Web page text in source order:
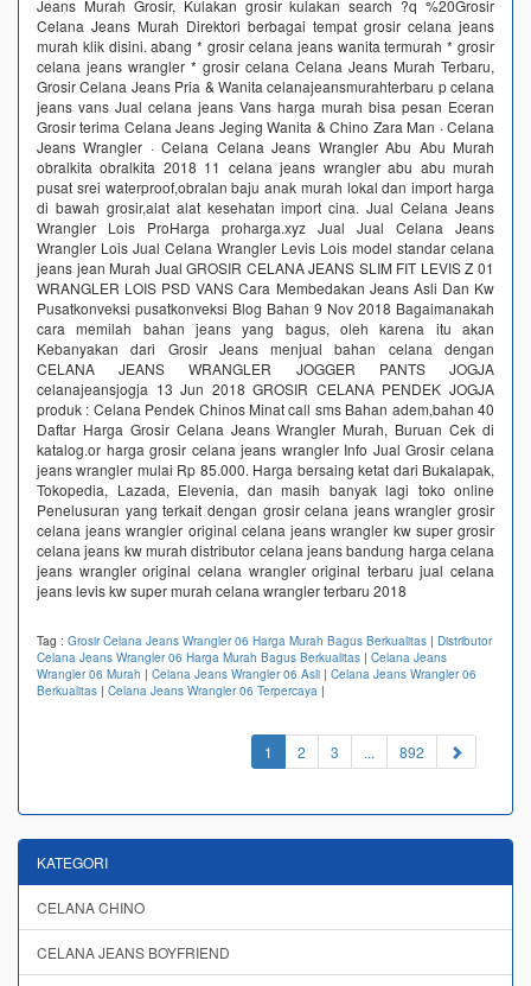
Jeans Murah Grosir, Kulakan grosir kulakan search ?q %20Grosir
Celana Jeans Murah Direktori berbagai tempat grosir celana jeans
murah klik disini. abang * grosir celana jeans wanita termurah * grosir
celana jeans wrangler * grosir celana Celana Jeans Murah Terbaru,
Grosir Celana Jeans Pria & Wanita celanajeansmurahterbaru p celana
jeans vans Jual celana jeans Vans harga murah bisa pesan Eceran
Grosir terima Celana Jeans Jeging Wanita & Chino Zara Man · Celana
Jeans Wrangler · Celana Celana Jeans Wrangler Abu Abu Murah
obralkita obralkita 2018 11 celana jeans wrangler abu abu murah
pusat srei waterproof,obralan baju anak murah lokal dan import harga
di bawah grosir,alat alat kesehatan import cina. Jual Celana Jeans
Wrangler Lois ProHarga proharga.xyz Jual Jual Celana Jeans
Wrangler Lois Jual Celana Wrangler Levis Lois model standar celana
jeans jean Murah Jual GROSIR CELANA JEANS SLIM FIT LEVIS Z 01
WRANGLER LOIS PSD VANS Cara Membedakan Jeans Asli Dan Kw
Pusatkonveksi pusatkonveksi Blog Bahan 9 Nov 2018 Bagaimanakah
cara memilah bahan jeans yang bagus, oleh karena itu akan
Kebanyakan dari Grosir Jeans menjual bahan celana dengan
CELANA JEANS WRANGLER JOGGER PANTS JOGJA
celanajeansjogja 13 Jun 2018 GROSIR CELANA PENDEK JOGJA
produk : Celana Pendek Chinos Minat call sms Bahan adem,bahan 40
Daftar Harga Grosir Celana Jeans Wrangler Murah, Buruan Cek di
katalog.or harga grosir celana jeans wrangler Info Jual Grosir celana
jeans wrangler mulai Rp 85.000. Harga bersaing ketat dari Bukalapak,
Tokopedia, Lazada, Elevenia, dan masih banyak lagi toko online
Penelusuran yang terkait dengan grosir celana jeans wrangler grosir
celana jeans wrangler original celana jeans wrangler kw super grosir
celana jeans kw murah distributor celana jeans bandung harga celana
jeans wrangler original celana wrangler original terbaru jual celana
jeans levis kw super murah celana wrangler terbaru 2018
Tag : Grosir Celana Jeans Wrangler 06 Harga Murah Bagus Berkualitas | Distributor
Celana Jeans Wrangler 06 Harga Murah Bagus Berkualitas | Celana Jeans
Wrangler 06 Murah | Celana Jeans Wrangler 06 Asli | Celana Jeans Wrangler 06
Berkualitas | Celana Jeans Wrangler 06 Terpercaya |
1 (current)
2 3 ... 892
KATEGORI
CELANA CHINO
CELANA JEANS BOYFRIEND